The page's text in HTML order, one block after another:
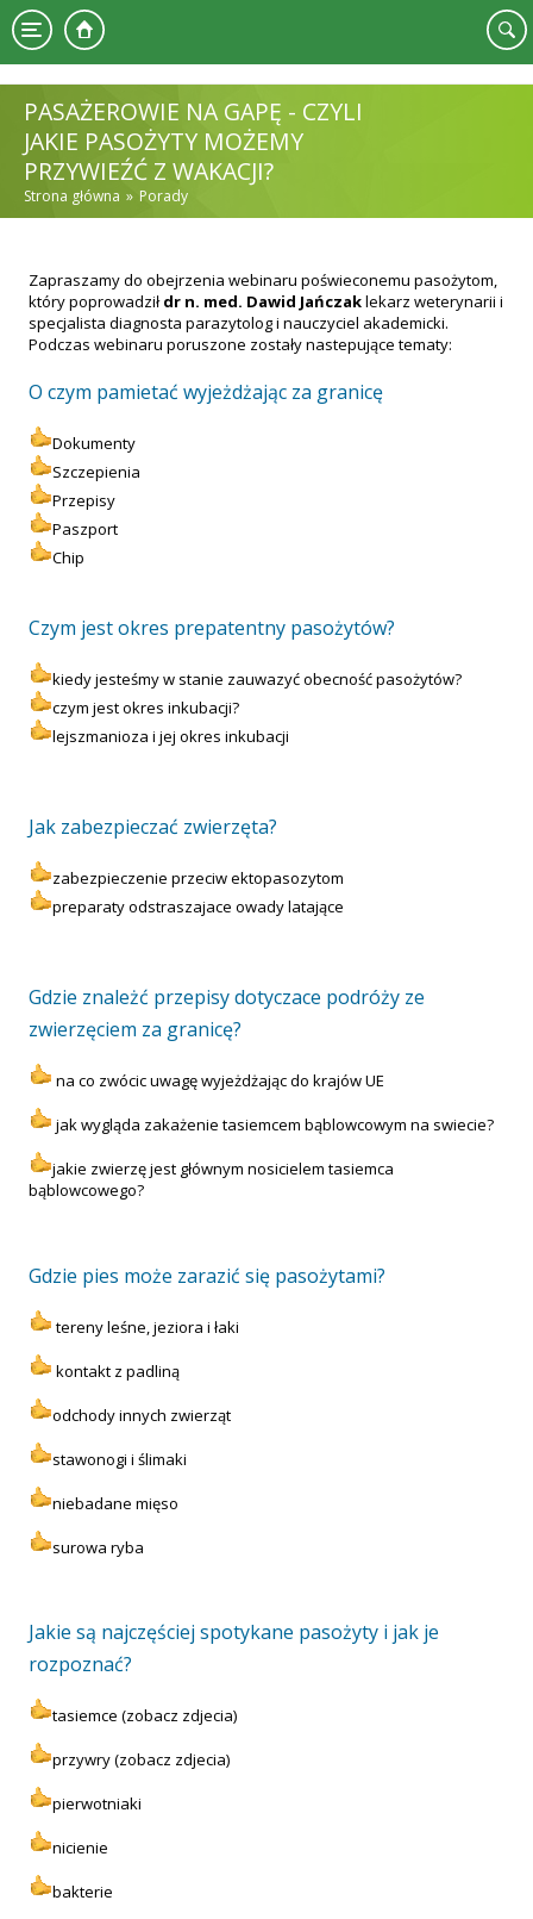
Przejdź do treści
PASAŻEROWIE NA GAPĘ - CZYLI
JAKIE PASOŻYTY MOŻEMY
PRZYWIEŹĆ Z WAKACJI?
JESTEŚ TUTAJ
Strona główna Porady
Zapraszamy do obejrzenia webinaru poświeconemu pasożytom,
który poprowadziłdr n. med. Dawid Jańczaklekarz weterynarii i
specjalista diagnosta parazytolog i nauczyciel akademicki.
Podczas webinaru poruszone zostały nastepujące tematy:
O czym pamietać wyjeżdżając za granicę
Dokumenty
Szczepienia
Przepisy
Paszport
Chip
Czym jest okres prepatentny pasożytów?
kiedy jesteśmy w stanie zauwazyć obecność pasożytów?
czym jest okres inkubacji?
lejszmanioza i jej okres inkubacji
Jak zabezpieczać zwierzęta?
zabezpieczenie przeciw ektopasozytom
preparaty odstraszajace owady latające
Gdzie znależć przepisy dotyczace podróży ze
zwierzęciem za granicę?
na co zwócic uwagę wyjeżdżając do krajów UE
jak wygląda zakażenie tasiemcem bąblowcowym na swiecie?
jakie zwierzę jest głównym nosicielem tasiemca
bąblowcowego?
Gdzie pies może zarazić się pasożytami?
tereny leśne, jeziora i łaki
kontakt z padliną
odchody innych zwierząt
stawonogi i ślimaki
niebadane mięso
surowa ryba
Jakie są najczęściej spotykane pasożyty i jak je
rozpoznać?
tasiemce (zobacz zdjecia)
przywry (zobacz zdjecia)
pierwotniaki
nicienie
bakterie